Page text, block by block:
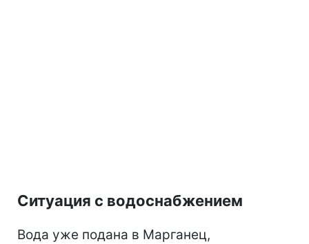
Ситуация с водоснабжением
Вода уже подана в Марганец,